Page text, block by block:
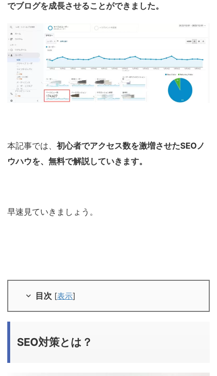
でブログを成長させることができました。
本記事では、 初心者でアクセス数を激増させたSEOノ
ウハウを、無料で解説していきます。
早速見ていきましょう。
目次 [表示]
SEO対策とは？